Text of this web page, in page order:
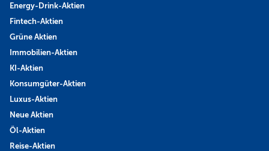
Energy-Drink-Aktien
Fintech-Aktien
Grüne Aktien
Immobilien-Aktien
KI-Aktien
Konsumgüter-Aktien
Luxus-Aktien
Neue Aktien
Öl-Aktien
Reise-Aktien